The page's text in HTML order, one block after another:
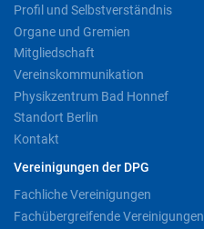
Profil und Selbstverständnis
Organe und Gremien
Mitgliedschaft
Vereinskommunikation
Physikzentrum Bad Honnef
Standort Berlin
Kontakt
Vereinigungen der DPG
Fachliche Vereinigungen
Fachübergreifende Vereinigungen